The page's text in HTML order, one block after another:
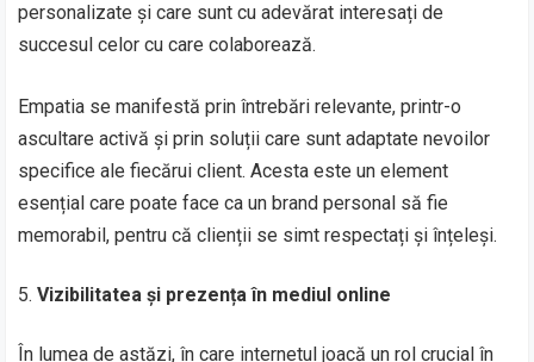
personalizate și care sunt cu adevărat interesați de
succesul celor cu care colaborează.
Empatia se manifestă prin întrebări relevante, printr-o
ascultare activă și prin soluții care sunt adaptate nevoilor
specifice ale fiecărui client. Acesta este un element
esențial care poate face ca un brand personal să fie
memorabil, pentru că clienții se simt respectați și înțeleși.
Vizibilitatea și prezența în mediul online
În lumea de astăzi, în care internetul joacă un rol crucial în